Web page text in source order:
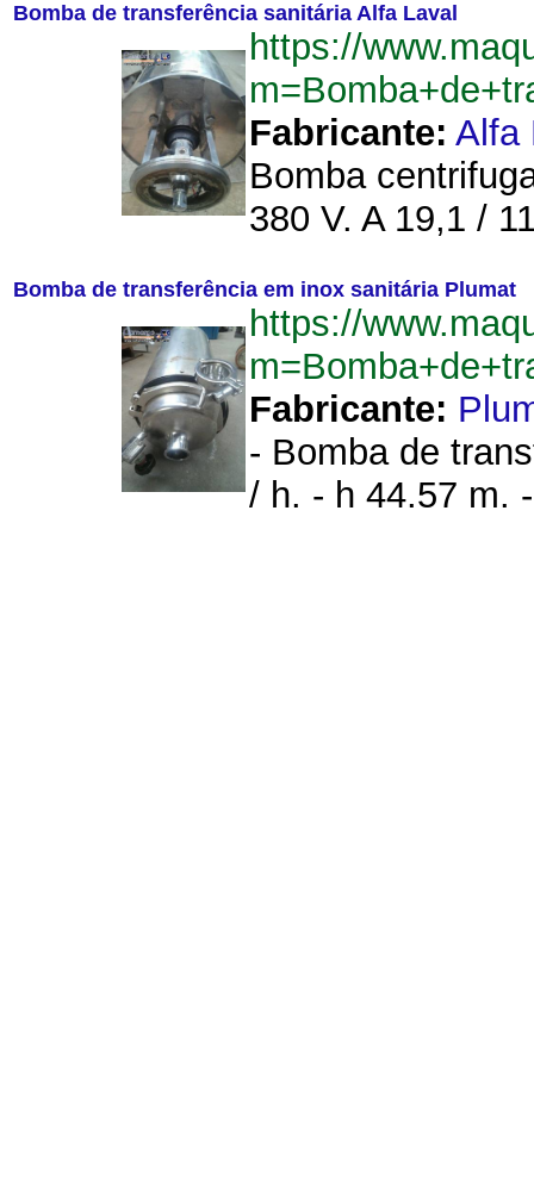
Bomba de transferência sanitária Alfa Laval
https://
Fabricante: Alfa
Bomba
380 V. A 19,1 /
Bomba de transferência em inox sanitária Plumat
https://
Fabricante:
- Bomba de
/ h. - h 44.57 m.